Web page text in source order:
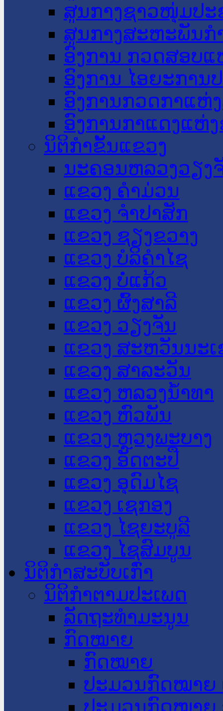
ສູນກາງຊາວໜຸ່ມປະ
ສູນກາງສະຫະພັນກ
ອົງການ ກວດສອບແ
ອົງການ ໄອຍະການ
ອົງການກວດກາແຫ່
ອົງການກາແດງແຫ່
ນິຕິກໍາຂັ້ນແຂວງ
ນະ​ຄອນ​ຫລວງວຽງ
ແຂວງ ຄໍາມ່ວນ
ແຂວງ ຈໍາປາສັກ
ແຂວງ ຊຽງຂວາງ
ແຂວງ ບໍລິຄໍາໄຊ
ແຂວງ ບໍ່ແກ້ວ
ແຂວງ ຜົ້ງສາລີ
ແຂວງ ວຽງຈັນ
ແຂວງ ສະຫວັນນະ
ແຂວງ ສາລະວັນ
ແຂວງ ຫລວງນໍ້າທາ
ແຂວງ ຫົວພັນ
ແຂວງ ຫຼວງພະບາງ
ແຂວງ ອັດຕະປື
ແຂວງ ອຸດົມໄຊ
ແຂວງ ເຊກອງ
ແຂວງ ໄຊຍະບູລີ
ແຂວງ ໄຊສົມບູນ
ນິຕິກໍາສະບັບເກົ່າ
ນິຕິກຳຕາມປະເພດ
ລັດຖະທໍາມະນູນ
ກົດໝາຍ
ກົດໝາຍ
ປະມວນກົດໝາຍ